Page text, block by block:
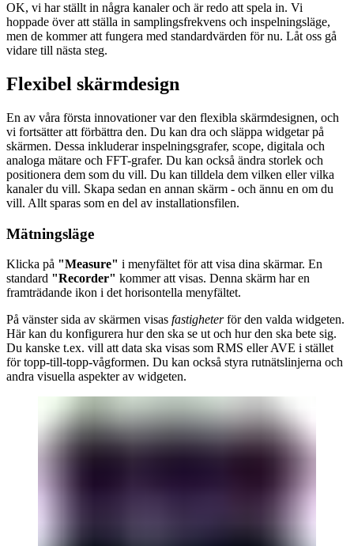
OK, vi har ställt in några kanaler och är redo att spela in. Vi
hoppade över att ställa in samplingsfrekvens och inspelningsläge,
men de kommer att fungera med standardvärden för nu. Låt oss gå
vidare till nästa steg.
Flexibel skärmdesign
En av våra första innovationer var den flexibla skärmdesignen, och
vi fortsätter att förbättra den. Du kan dra och släppa widgetar på
skärmen. Dessa inkluderar inspelningsgrafer, scope, digitala och
analoga mätare och FFT-grafer. Du kan också ändra storlek och
positionera dem som du vill. Du kan tilldela dem vilken eller vilka
kanaler du vill. Skapa sedan en annan skärm - och ännu en om du
vill. Allt sparas som en del av installationsfilen.
Mätningsläge
Klicka på "Measure" i menyfältet för att visa dina skärmar. En
standard "Recorder" kommer att visas. Denna skärm har en
framträdande ikon i det horisontella menyfältet.
På vänster sida av skärmen visas fastigheterför den valda widgeten.
Här kan du konfigurera hur den ska se ut och hur den ska bete sig.
Du kanske t.ex. vill att data ska visas som RMS eller AVE i stället
för topp-till-topp-vågformen. Du kan också styra rutnätslinjerna och
andra visuella aspekter av widgeten.